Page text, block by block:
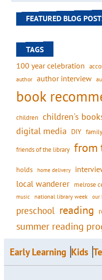
FEATURED BLOG
TAGS
100 year celebration
author author interview
book
children children's
digital media DIY family
friends of the library from
holds home delivery
local wanderer melrose
music national library week our
preschool reading
summer reading
Early Learning Kids